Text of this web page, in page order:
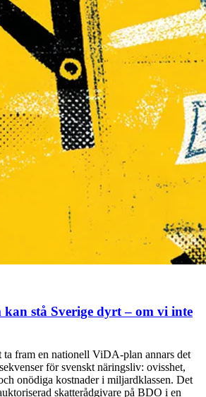
kan stå Sverige dyrt – om vi inte
ta fram en nationell ViDA-plan annars det
för svenskt näringsliv: ovisshet,
onödiga kostnader i miljardklassen. Det
skatterådgivare på BDO i en